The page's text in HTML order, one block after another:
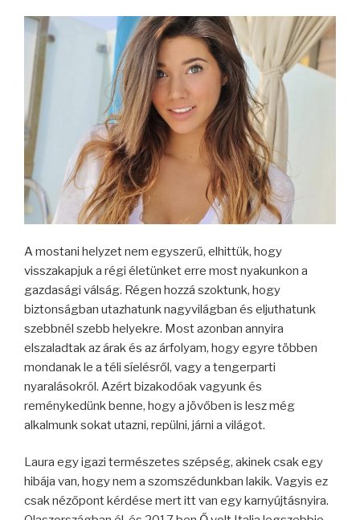
A mostani helyzet nem egyszerű, elhittük, hogy
visszakapjuk a régi életünket erre most nyakunkon a
gazdasági válság. Régen hozzá szoktunk, hogy
biztonságban utazhatunk nagyvilágban és eljuthatunk
szebbnél szebb helyekre. Most azonban annyira
elszaladtak az árak és az árfolyam, hogy egyre többen
mondanak le a téli síelésről, vagy a tengerparti
nyaralásokról. Azért bizakodóak vagyunk és
reménykedünk benne, hogy a jövőben is lesz még
alkalmunk sokat utazni, repülni, járni a világot.
Laura egy igazi természetes szépség, akinek csak egy
hibája van, hogy nem a szomszédunkban lakik. Vagyis ez
csak nézőpont kérdése mert itt van egy karnyújtásnyira.